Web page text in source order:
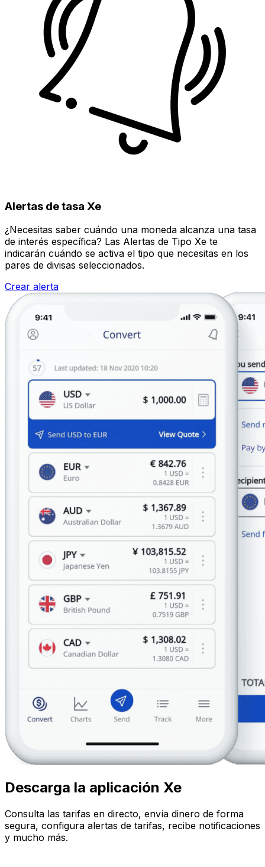
Alertas de tasa Xe
¿Necesitas saber cuándo una moneda alcanza una tasa
de interés específica? Las Alertas de Tipo Xe te
indicarán cuándo se activa el tipo que necesitas en los
pares de divisas seleccionados.
Crear alerta
Descarga la aplicación Xe
Consulta las tarifas en directo, envía dinero de forma
segura, configura alertas de tarifas, recibe notificaciones
y mucho más.